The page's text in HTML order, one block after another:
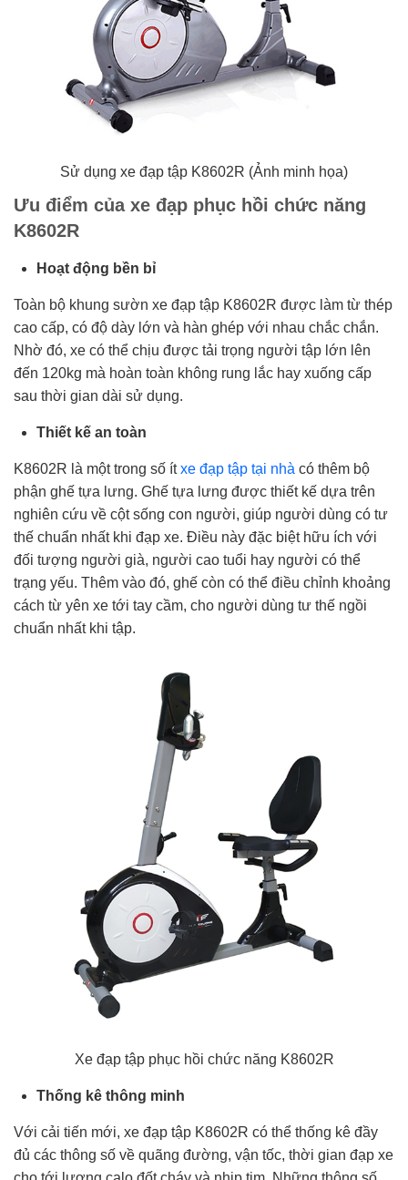
Sử dụng xe đạp tập K8602R (Ảnh minh họa)
Ưu điểm của xe đạp phục hồi chức năng
K8602R
Hoạt động bền bỉ
Toàn bộ khung sườn xe đạp tập K8602R được làm từ thép
cao cấp, có độ dày lớn và hàn ghép với nhau chắc chắn.
Nhờ đó, xe có thể chịu được tải trọng người tập lớn lên
đến 120kg mà hoàn toàn không rung lắc hay xuống cấp
sau thời gian dài sử dụng.
Thiết kế an toàn
K8602R là một trong số ítxe đạp tập tại nhà có thêm bộ
phận ghế tựa lưng. Ghế tựa lưng được thiết kế dựa trên
nghiên cứu về cột sống con người, giúp người dùng có tư
thế chuẩn nhất khi đạp xe. Điều này đặc biệt hữu ích với
đối tượng người già, người cao tuổi hay người có thể
trạng yếu. Thêm vào đó, ghế còn có thể điều chỉnh khoảng
cách từ yên xe tới tay cầm, cho người dùng tư thế ngồi
chuẩn nhất khi tập.
Xe đạp tập phục hồi chức năng K8602R
Thống kê thông minh
Với cải tiến mới, xe đạp tập K8602R có thể thống kê đầy
đủ các thông số về quãng đường, vận tốc, thời gian đạp xe